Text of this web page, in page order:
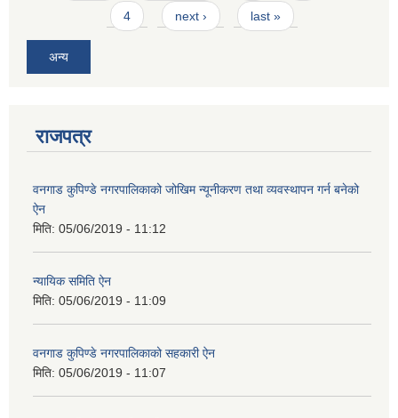
4 next › last »
अन्य
राजपत्र
वनगाड कुपिण्डे नगरपालिकाको जोखिम न्यूनीकरण तथा व्यवस्थापन गर्न बनेको
ऐन
मिति: 05/06/2019 - 11:12
न्यायिक समिति ऐन
मिति: 05/06/2019 - 11:09
वनगाड कुपिण्डे नगरपालिकाको सहकारी ऐन
मिति: 05/06/2019 - 11:07